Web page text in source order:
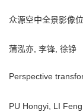
众源空中全景影像
蒲泓亦, 李锋, 徐铮
Perspective
PU Hongyi, LI